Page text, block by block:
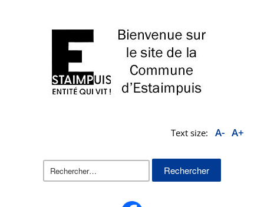
Text size: A- A+
Rechercher :